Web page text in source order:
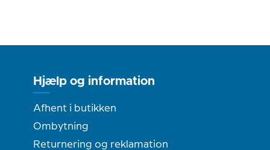
Hjælp og information
Afhent i butikken
Ombytning
Returnering og reklamation